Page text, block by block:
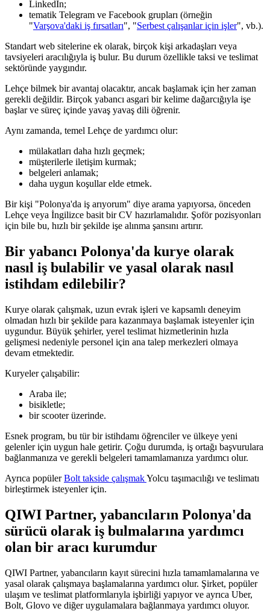
LinkedIn;
tematik Telegram ve Facebook grupları (örneğin
"Varşova'daki iş fırsatları", "Serbest çalışanlar için işler", vb.).
Standart web sitelerine ek olarak, birçok kişi arkadaşları veya
tavsiyeleri aracılığıyla iş bulur. Bu durum özellikle taksi ve teslimat
sektöründe yaygındır.
Lehçe bilmek bir avantaj olacaktır, ancak başlamak için her zaman
gerekli değildir. Birçok yabancı asgari bir kelime dağarcığıyla işe
başlar ve süreç içinde yavaş yavaş dili öğrenir.
Aynı zamanda, temel Lehçe de yardımcı olur:
mülakatları daha hızlı geçmek;
müşterilerle iletişim kurmak;
belgeleri anlamak;
daha uygun koşullar elde etmek.
Bir kişi "Polonya'da iş arıyorum" diye arama yapıyorsa, önceden
Lehçe veya İngilizce basit bir CV hazırlamalıdır. Şoför pozisyonları
için bile bu, hızlı bir şekilde işe alınma şansını artırır.
Bir yabancı Polonya'da kurye olarak
nasıl iş bulabilir ve yasal olarak nasıl
istihdam edilebilir?
Kurye olarak çalışmak, uzun evrak işleri ve kapsamlı deneyim
olmadan hızlı bir şekilde para kazanmaya başlamak isteyenler için
uygundur. Büyük şehirler, yerel teslimat hizmetlerinin hızla
gelişmesi nedeniyle personel için ana talep merkezleri olmaya
devam etmektedir.
Kuryeler çalışabilir:
Araba ile;
bisikletle;
bir scooter üzerinde.
Esnek program, bu tür bir istihdamı öğrenciler ve ülkeye yeni
gelenler için uygun hale getirir. Çoğu durumda, iş ortağı başvurulara
bağlanmanıza ve gerekli belgeleri tamamlamanıza yardımcı olur.
Ayrıca popülerBolt takside çalışmakYolcu taşımacılığı ve teslimatı
birleştirmek isteyenler için.
QIWI Partner, yabancıların Polonya'da
sürücü olarak iş bulmalarına yardımcı
olan bir aracı kurumdur
QIWI Partner, yabancıların kayıt sürecini hızla tamamlamalarına ve
yasal olarak çalışmaya başlamalarına yardımcı olur. Şirket, popüler
ulaşım ve teslimat platformlarıyla işbirliği yapıyor ve ayrıca Uber,
Bolt, Glovo ve diğer uygulamalara bağlanmaya yardımcı oluyor.